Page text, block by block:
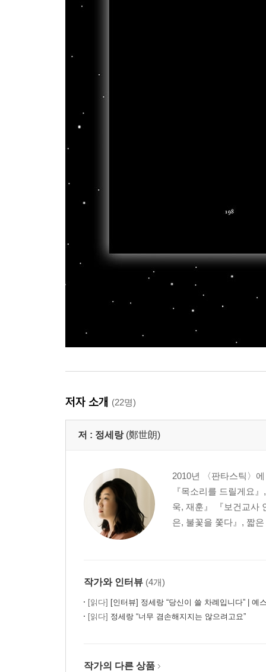
저자 소개 (22명)
저 : 정세랑 (鄭世朗)
2010년 〈판타스틱〉
『목소리를 드릴게요
욱, 재훈』 『보건교사
은, 불꽃을 쫓다』, 짧
작가와 인터뷰 (4개)
[읽다] [인터뷰] 정세랑 “당신이 쓸 차례입니다” | 예
[읽다] 정세랑 “너무 겸손해지지는 않으려고요”
작가의 다른 상품